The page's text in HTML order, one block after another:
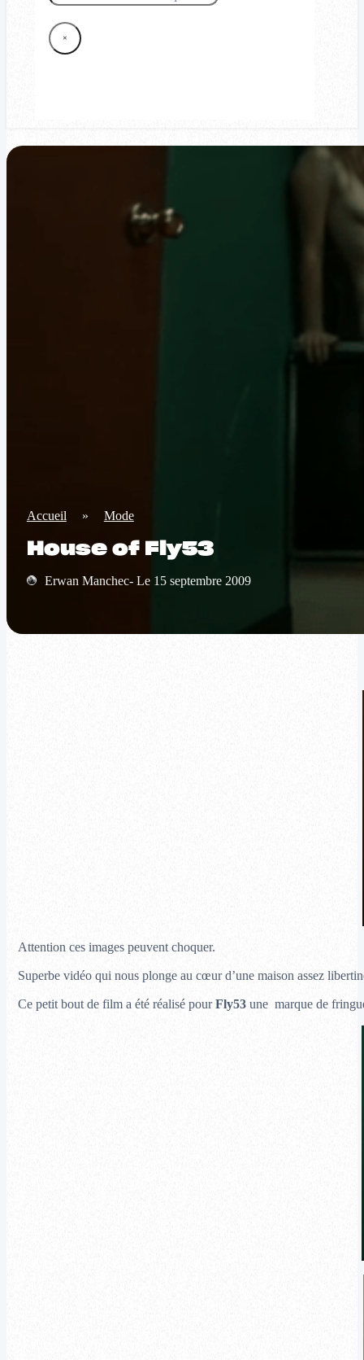
×
Accueil » Mode
House of Fly53
Erwan Manchec- Le 15 septembre 2009
Attention ces images peuvent choquer.
Superbe vidéo qui nous plonge au cœur d’une maison assez
Ce petit bout de film a été réalisé pourFly53une marque de